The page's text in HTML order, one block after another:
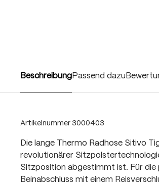
Beschreibung Passend dazu
Artikelnummer 3000403
Die lange Thermo Radhose Sitivo
revolutionärer
Sitzposition abgestimmt ist. Für
Beinabschluss mit einem